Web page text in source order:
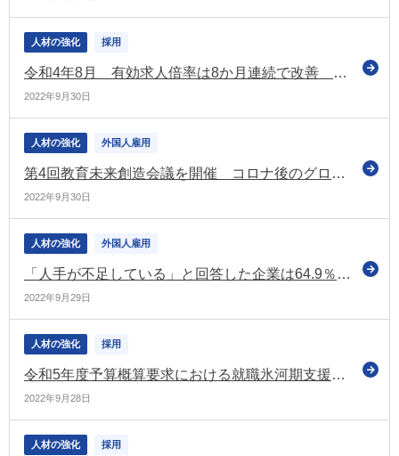
人材の強化 採用
令和4年8月 有効求人倍率は8か月連続で改善 完全失業率も改善
2022年9月30日
人材の強化 外国人雇用
第4回教育未来創造会議を開催 コロナ後のグローバル社会を見据えた人への投資などについて議論
2022年9月30日
人材の強化 外国人雇用
「人手が不足している」と回答した企業は64.9％ コロナ禍前の過去最高水準に迫る（日商の調査）
2022年9月29日
人材の強化 採用
令和5年度予算概算要求における就職氷河期支援関連施策の取りまとめを公表（厚労省）
2022年9月28日
人材の強化 採用